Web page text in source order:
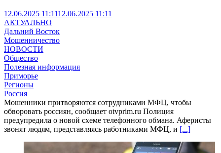
12.06.2025 11:1112.06.2025 11:11
АКТУАЛЬНО
Дальний Восток
Мошенничество
НОВОСТИ
Общество
Полезная информация
Приморье
Регионы
Россия
Мошенники притворяются сотрудниками МФЦ, чтобы
обворовать россиян, сообщает otvprim.ru Полиция
предупредила о новой схеме телефонного обмана. Аферисты
звонят людям, представляясь работниками МФЦ, и [...]